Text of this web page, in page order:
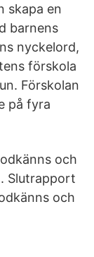
skapa en
barnens
nyckelord,
förskola
Förskolan
på fyra
och
Slutrapport
och